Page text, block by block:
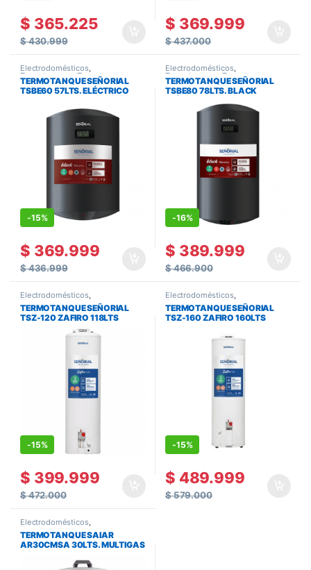
$ 365.225
$430.999
$ 369.999
$437.000
Electrodomésticos,
Termotanques ,Termotanques y
Calefones
TERMOTANQUE SEÑORIAL
TSBE60 57LTS. ELÉCTRICO
-15%
$ 369.999
$436.999
Electrodomésticos,
Termotanques ,Termotanques y
Calefones
TERMOTANQUE SEÑORIAL
TSBE80 78LTS. BLACK
-16%
$ 389.999
$466.900
Electrodomésticos,
Termotanques ,Termotanques y
Calefones
TERMOTANQUE SEÑORIAL
TSZ-120 ZAFIRO 118LTS
-15%
$ 399.999
$472.000
Electrodomésticos,
Termotanques ,Termotanques y
Calefones
TERMOTANQUE SEÑORIAL
TSZ-160 ZAFIRO 160LTS
-15%
$ 489.999
$579.000
Electrodomésticos,
Termotanques y
Calefones
TERMOTANQUE SAIAR
AR30CMSA 30LTS. MULTIGAS